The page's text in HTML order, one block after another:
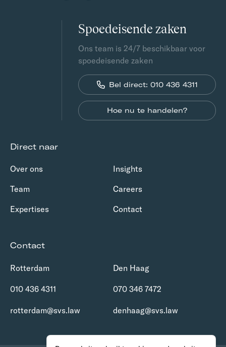
Spoedeisende zaken
Ons team is 24/7 beschikbaar voor
spoedeisende zaken
Bel direct: 010 436 4311
Hoe nu te handelen?
Direct naar
Over ons
Insights
Team
Careers
Expertises
Contact
Contact
Rotterdam
010 436 4311
rotterdam@svs.law
Den Haag
070 346 7472
denhaag@svs.law